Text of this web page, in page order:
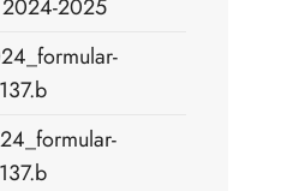
2024-2025